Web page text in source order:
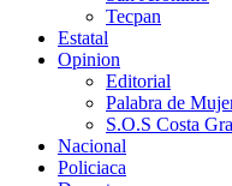
Tecpan
Estatal
Opinion
Editorial
Palabra de
S.O.S Costa
Nacional
Policiaca